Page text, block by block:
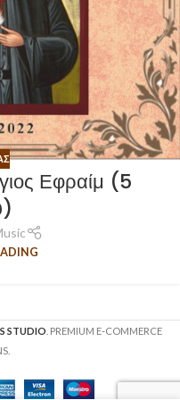
Εφραίμ (5
STUDIO . PREMIUM E-COMMERCE